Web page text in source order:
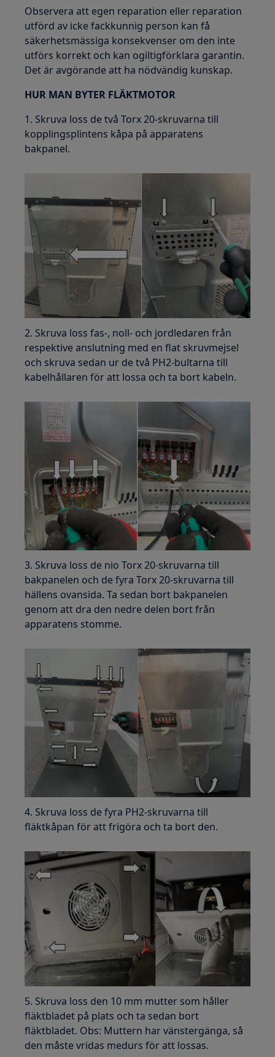
Observera att egen reparation eller reparation
utförd av icke fackkunnig person kan få
säkerhetsmässiga konsekvenser om den inte
utförs korrekt och kan ogiltigförklara garantin.
Det är avgörande att ha nödvändig kunskap.
HUR MAN BYTER FLÄKTMOTOR
1. Skruva loss de två Torx 20-skruvarna till
kopplingsplintens kåpa på apparatens
bakpanel.
2. Skruva loss fas-, noll- och jordledaren från
respektive anslutning med en flat skruvmejsel
och skruva sedan ur de två PH2-bultarna till
kabelhållaren för att lossa och ta bort kabeln.
3. Skruva loss de nio Torx 20-skruvarna till
bakpanelen och de fyra Torx 20-skruvarna till
hällens ovansida. Ta sedan bort bakpanelen
genom att dra den nedre delen bort från
apparatens stomme.
4. Skruva loss de fyra PH2-skruvarna till
fläktkåpan för att frigöra och ta bort den.
5. Skruva loss den 10 mm mutter som håller
fläktbladet på plats och ta sedan bort
fläktbladet. Obs: Muttern har vänstergänga, så
den måste vridas medurs för att lossas.